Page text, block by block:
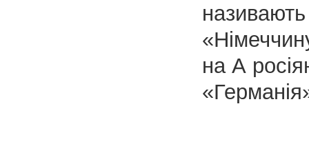
називають
на А